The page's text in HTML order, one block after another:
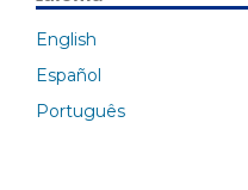
English
Español
Português